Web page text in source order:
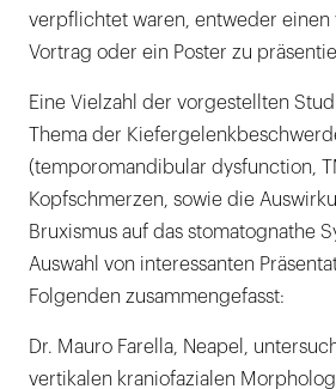
verpflichtet waren, entweder einen
Vortrag oder ein Poster zu
Eine Vielzahl der vorgestellten
Thema der
(temporomandibular dysfunction,
Kopfschmerzen, sowie die
Bruxismus auf das stomatognathe
Auswahl von interessanten
Folgenden zusammengefasst:
Dr. Mauro Farella, Neapel,
vertikalen kraniofazialen